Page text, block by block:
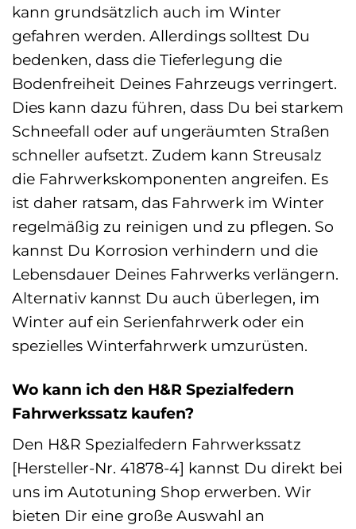
kann grundsätzlich auch im Winter
gefahren werden. Allerdings solltest Du
bedenken, dass die Tieferlegung die
Bodenfreiheit Deines Fahrzeugs verringert.
Dies kann dazu führen, dass Du bei starkem
Schneefall oder auf ungeräumten Straßen
schneller aufsetzt. Zudem kann Streusalz
die Fahrwerkskomponenten angreifen. Es
ist daher ratsam, das Fahrwerk im Winter
regelmäßig zu reinigen und zu pflegen. So
kannst Du Korrosion verhindern und die
Lebensdauer Deines Fahrwerks verlängern.
Alternativ kannst Du auch überlegen, im
Winter auf ein Serienfahrwerk oder ein
spezielles Winterfahrwerk umzurüsten.
Wo kann ich den H&R Spezialfedern
Fahrwerkssatz kaufen?
Den H&R Spezialfedern Fahrwerkssatz
[Hersteller-Nr. 41878-4] kannst Du direkt bei
uns im Autotuning Shop erwerben. Wir
bieten Dir eine große Auswahl an